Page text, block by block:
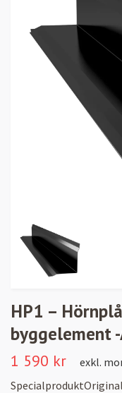
HP1 –
byggelement
1 590 kr
exkl.